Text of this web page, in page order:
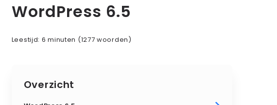
WordPress 6.5
Leestijd: 6 minuten (1277 woorden)
Overzicht